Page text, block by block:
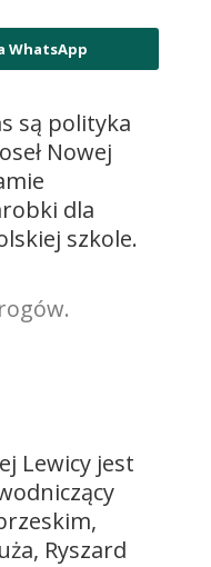
WhatsApp
są polityka
Nowej
dla
szkole.
Lewicy jest
Ryszard